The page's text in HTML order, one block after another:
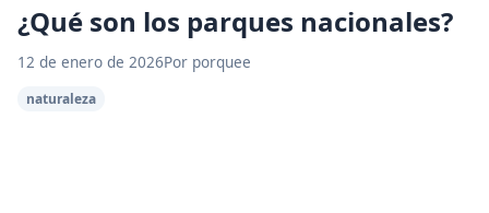
¿Qué son los parques nacionales?
12 de enero de 2026Por porquee
naturaleza